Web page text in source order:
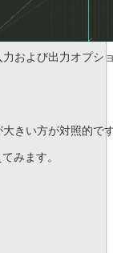
および出力オプシ
きい方が対照的で
みます。